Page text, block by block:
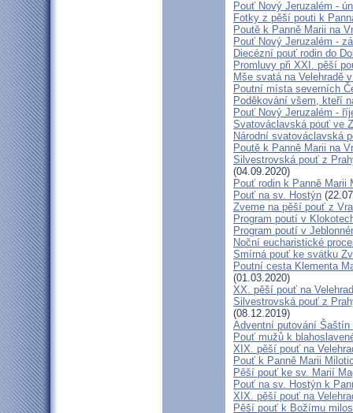
Pouť Nový Jeruzalém -
Fotky z pěší pouti k
Poutě k Panně Marii na
Pouť Nový Jeruzalém -
Diecézní pouť rodin do
Promluvy při XXI. pěší
Mše svatá na Velehradě
Poutní místa severních
Poděkování všem, kteří
Pouť Nový Jeruzalém -
Svatováclavská pouť ve
Národní svatováclavská
Poutě k Panně Marii na
Silvestrovská pouť z
(04.09.2020)
Pouť rodin k Panně Marii
Pouť na sv. Hostýn
Zveme na pěší pouť z
Program poutí v
Program poutí v
Noční eucharistické
Smírná pouť ke svátku
Poutní cesta Klementa
(01.03.2020)
XX. pěší pouť na
Silvestrovská pouť z
(08.12.2019)
Adventní putování Šaštín
Pouť mužů k
XIX. pěší pouť na
Pouť k Panně Marii
Pěší pouť ke sv. Marií
Pouť na sv. Hostýn k
XIX. pěší pouť na
Pěší pouť k Božímu